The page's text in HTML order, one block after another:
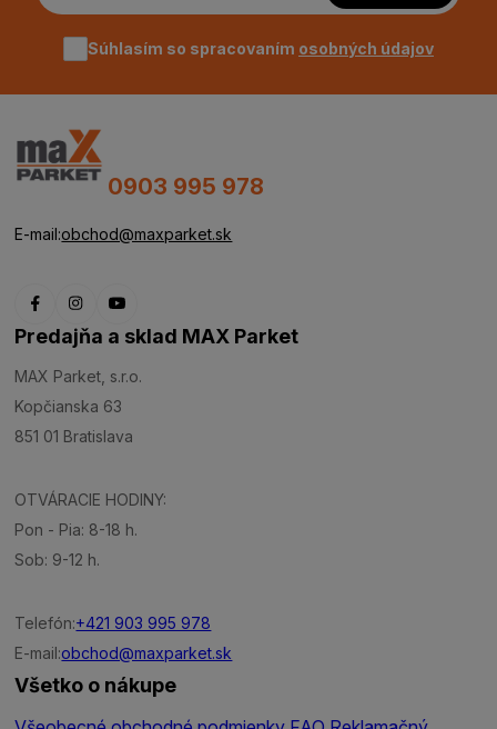
Súhlasím so spracovaním osobných údajov
0903 995 978
E-mail:obchod@maxparket.sk
Predajňa a sklad MAX Parket
MAX Parket, s.r.o.
Kopčianska 63
851 01 Bratislava
OTVÁRACIE HODINY:
Pon - Pia: 8-18 h.
Sob: 9-12 h.
Telefón:+421 903 995 978
E-mail:obchod@maxparket.sk
Všetko o nákupe